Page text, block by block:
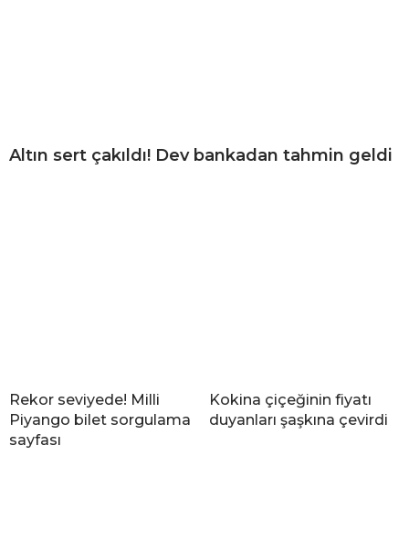
Altın sert çakıldı! Dev bankadan tahmin geldi
Rekor seviyede! Milli
Piyango bilet sorgulama
sayfası
Kokina çiçeğinin fiyatı
duyanları şaşkına çevirdi